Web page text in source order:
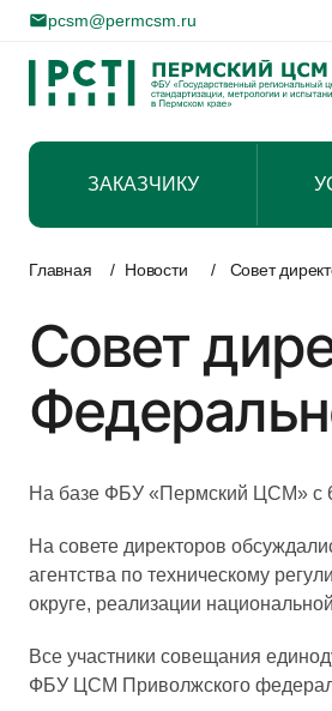
pcsm@permcsm.ru
ЗАКАЗЧИКУ
Главная / Новости / Совет
Совет
На базе ФБУ «Пермский ЦСМ» с
На совете директоров
агентства по техническому
округе, реализации
Все участники совещания
ФБУ ЦСМ Приволжского